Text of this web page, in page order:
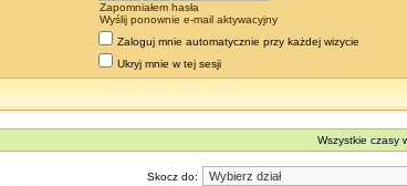
Zapomniałem hasła
Wyślij ponownie e-mail aktywacyjny
Zaloguj mnie automatycznie przy każdej wizycie
Ukryj mnie w tej sesji
Wszystkie czasy
Skocz do: